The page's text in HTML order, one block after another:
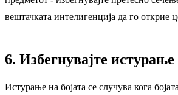
вештачката интелигенција да го открие
6. Избегнувајте истурање
Истурање на бојата се случува кога